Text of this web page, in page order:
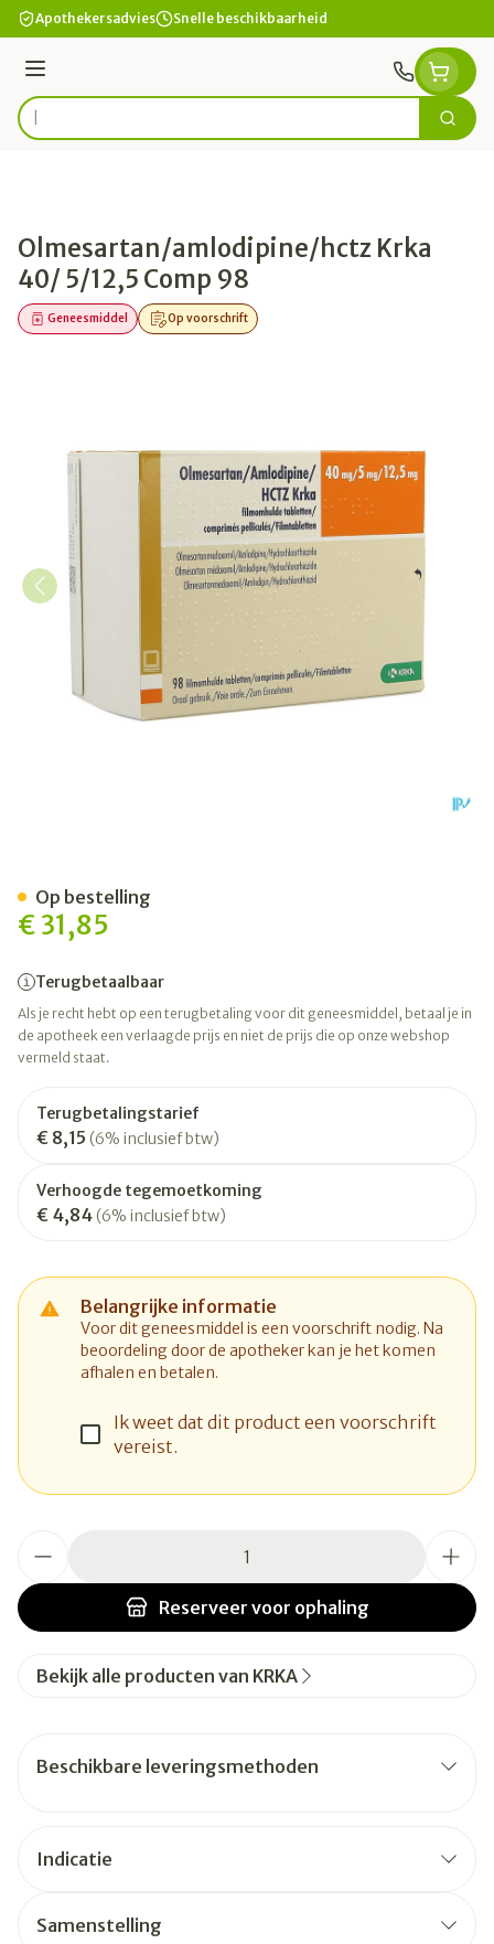
Ga naar de inhoud
Apothekersadvies Snelle beschikbaarheid
Menu
Product, merk, categorie... Zoek
Olmesartan/amlodipine/hctz Krka
40/ 5/12,5 Comp 98
Op voorschrift
Geneesmiddel
€ 31,85
Terugbetaalbaar
Als je recht hebt op een terugbetaling voor dit geneesmiddel, betaal je in
de apotheek een verlaagde prijs en niet de prijs die op onze webshop
vermeld staat.
Terugbetalingstarief
€ 8,15 (6% inclusief btw)
Verhoogde tegemoetkoming
€ 4,84(6% inclusief btw)
Belangrijke informatie
Voor dit geneesmiddel is een voorschrift nodig. Na
beoordeling door de apotheker kan je het komen
afhalen en betalen.
Ik weet dat dit product een voorschrift
vereist.
Reserveer voor ophaling
Op bestelling
Bekijk alle producten van KRKA
Beschikbare leveringsmethoden
Indicatie
Samenstelling